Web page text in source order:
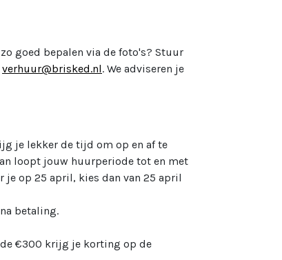
goed bepalen via de foto's? Stuur
verhuur@brisked.nl. We adviseren je
je lekker de tijd om op en af te
loopt jouw huurperiode tot en met
je op 25 april, kies dan van 25 april
betaling.
de €300 krijg je korting op de